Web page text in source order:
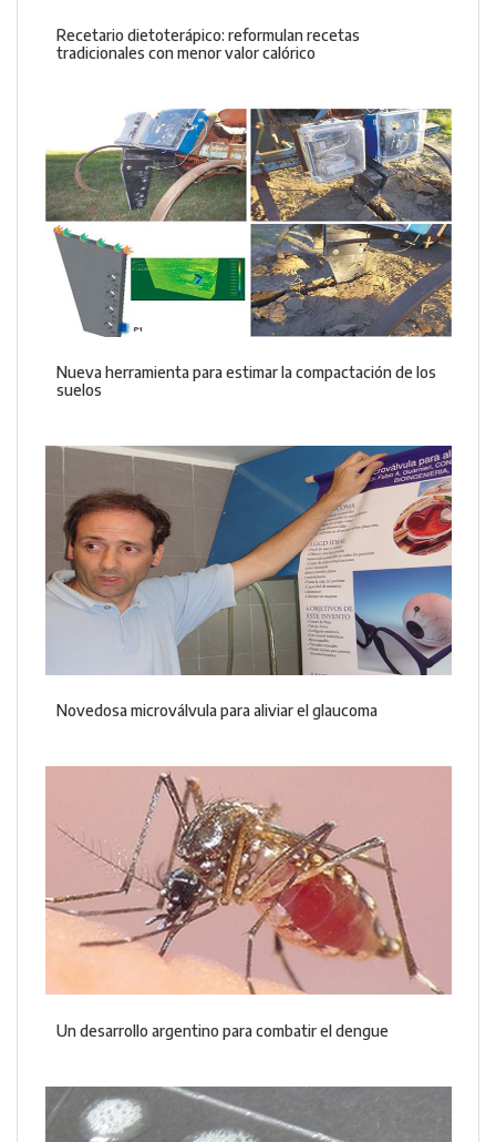
Recetario dietoterápico: reformulan recetas
tradicionales con menor valor calórico
Nueva herramienta para estimar la compactación de los
suelos
Novedosa microválvula para aliviar el glaucoma
Un desarrollo argentino para combatir el dengue